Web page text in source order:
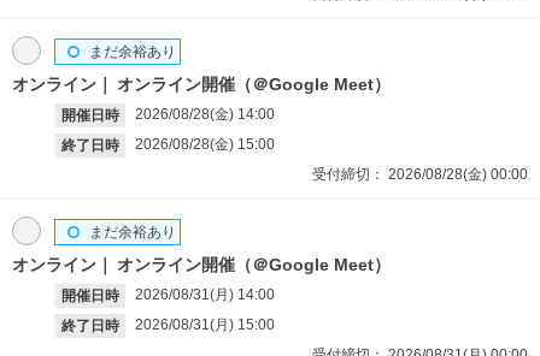
オンライン オンライン開催（＠Google Meet）
開催日時 2026/08/28(金) 14:00
終了日時
2026/08/28(金) 15:00
まだ余裕あり
受付締切： 2026/08/28(金) 00:00
オンライン オンライン開催（＠Google Meet）
開催日時 2026/08/31(月) 14:00
終了日時
2026/08/31(月) 15:00
まだ余裕あり